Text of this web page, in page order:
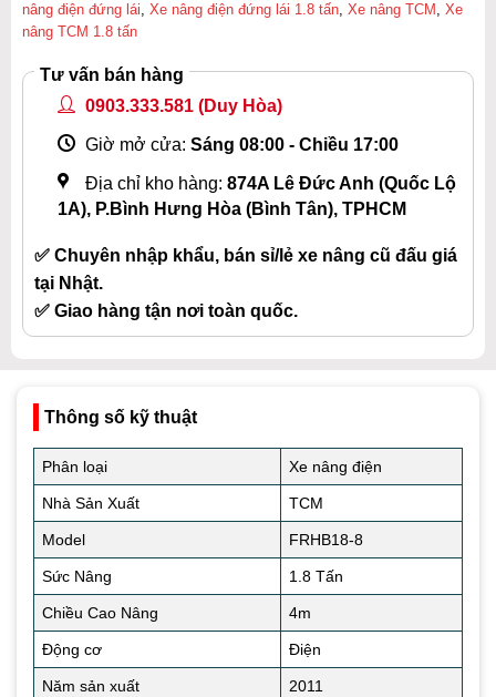
nâng điện đứng lái, Xe nâng điện đứng lái 1.8 tấn, Xe nâng TCM , Xe
nâng TCM 1.8 tấn
Tư vấn bán hàng
0903.333.581 (Duy Hòa)
Giờ mở cửa: Sáng 08:00 - Chiều 17:00
Địa chỉ kho hàng: 874A Lê Đức Anh (Quốc Lộ
1A), P.Bình Hưng Hòa (Bình Tân), TPHCM
✅ Chuyên nhập khẩu, bán sỉ/lẻ xe nâng cũ đấu giá
tại Nhật.
✅ Giao hàng tận nơi toàn quốc.
Thông số kỹ thuật
Phân loại Xe nâng điện
Nhà Sản Xuất TCM
Model FRHB18-8
Sức Nâng 1.8 Tấn
Chiều Cao Nâng 4m
Động cơ Điện
Năm sản xuất 2011